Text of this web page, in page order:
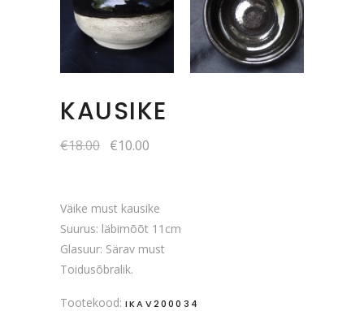
KAUSIKE
€18.00 Algne
€10.00
Väike must kausike
Suurus: läbimõõt 11cm
Glasuur: Särav must
Toidusõbralik.
Tootekood: IKAV200034